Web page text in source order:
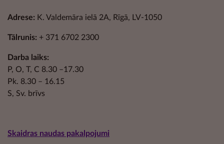
Adrese: K. Valdemāra ielā 2A, Rīgā, LV-1050
Tālrunis: + 371 6702 2300
Darba laiks:
P, O, T, C 8.30 –17.30
Pk. 8.30 – 16.15
S, Sv. brīvs
Skaidras naudas pakalpojumi